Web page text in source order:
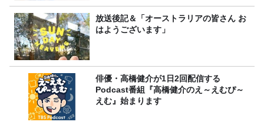
放送後記＆「オーストラリアの皆さん お
はようございます」
俳優・高橋健介が1日2回配信する
Podcast番組『高橋健介のえ～えむぴ～
えむ』始まります